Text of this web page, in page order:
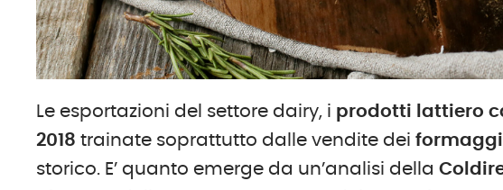
Le esportazioni del settore dairy, i prodotti lattiero
2018 trainate soprattutto dalle vendite deiformaggi
storico. E’ quanto emerge da un’analisi della